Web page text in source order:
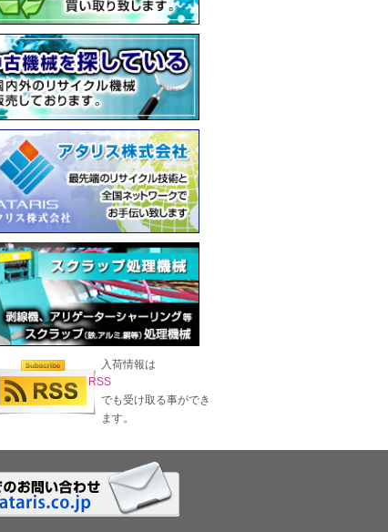
入荷情報は
RSS
でも受け取る事ができ
ます。